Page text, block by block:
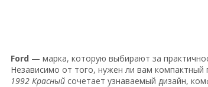
Ford — марка, которую выбирают за
Независимо от того, нужен ли вам компактный
1992 Красный сочетает узнаваемый дизайн,